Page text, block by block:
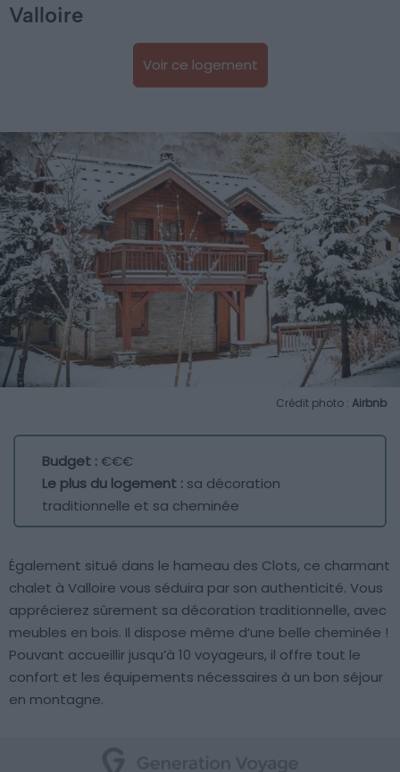
Valloire
Voir ce logement
Crédit photo : Airbnb
Budget :€€€
Le plus du logement : sa décoration
traditionnelle et sa cheminée
Également situé dans le hameau des Clots, ce charmant
chalet à Valloire vous séduira par son authenticité. Vous
apprécierez sûrement sa décoration traditionnelle, avec
meubles en bois. Il dispose même d’une belle cheminée !
Pouvant accueillir jusqu’à 10 voyageurs, il offre tout le
confort et les équipements nécessaires à un bon séjour
en montagne.